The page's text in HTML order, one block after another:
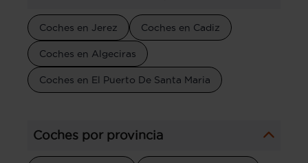
Coches en Jerez Coches en Cadiz
Coches en Algeciras
Coches en El Puerto De Santa Maria
Coches por provincia